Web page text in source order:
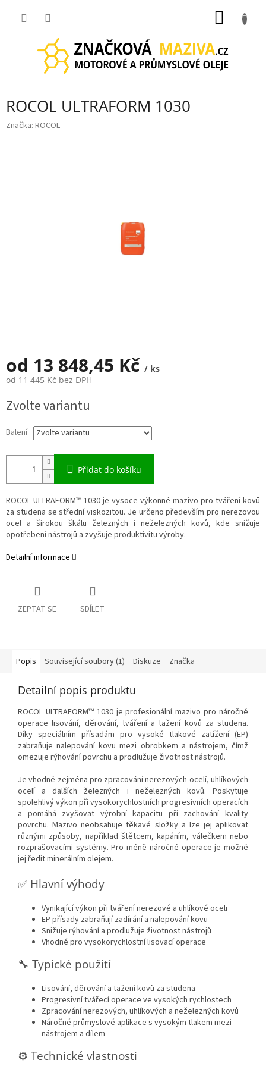
ROCOL ULTRAFORM 1030
Značka: ROCOL
od 13 848,45 Kč / ks
od 11 445 Kč bez DPH
cena:
Zvolte variantu
Balení
Přidat do košíku
ROCOL ULTRAFORM™ 1030 je vysoce výkonné mazivo pro tváření kovů
za studena se střední viskozitou. Je určeno především pro nerezovou
ocel a širokou škálu železných i neželezných kovů, kde snižuje
opotřebení nástrojů a zvyšuje produktivitu výroby.
Detailní informace
ZEPTAT SE SDÍLET
Popis Související soubory (1) Diskuze Značka
Detailní popis produktu
ROCOL ULTRAFORM™ 1030 je profesionální mazivo pro náročné
operace lisování, děrování, tváření a tažení kovů za studena.
Díky speciálním přísadám pro vysoké tlakové zatížení (EP)
zabraňuje nalepování kovu mezi obrobkem a nástrojem, čímž
omezuje rýhování povrchu a prodlužuje životnost nástrojů.
Je vhodné zejména pro zpracování nerezových ocelí, uhlíkových
ocelí a dalších železných i neželezných kovů. Poskytuje
spolehlivý výkon při vysokorychlostních progresivních operacích
a pomáhá zvyšovat výrobní kapacitu při zachování kvality
povrchu. Mazivo neobsahuje těkavé složky a lze jej aplikovat
různými způsoby, například štětcem, kapáním, válečkem nebo
rozprašovacími systémy. Pro méně náročné operace je možné
jej ředit minerálním olejem.
✅ Hlavní výhody
Vynikající výkon při tváření nerezové a uhlíkové oceli
EP přísady zabraňují zadírání a nalepování kovu
Snižuje rýhování a prodlužuje životnost nástrojů
Vhodné pro vysokorychlostní lisovací operace
🔧 Typické použití
Lisování, děrování a tažení kovů za studena
Progresivní tvářecí operace ve vysokých rychlostech
Zpracování nerezových, uhlíkových a neželezných kovů
Náročné průmyslové aplikace s vysokým tlakem mezi
nástrojem a dílem
⚙️ Technické vlastnosti